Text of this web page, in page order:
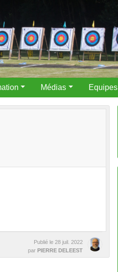
Médias Equipes
Publié le 28 juil. 2022
parPIERRE DELEEST